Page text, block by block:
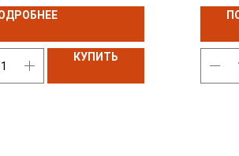
КУПИТЬ